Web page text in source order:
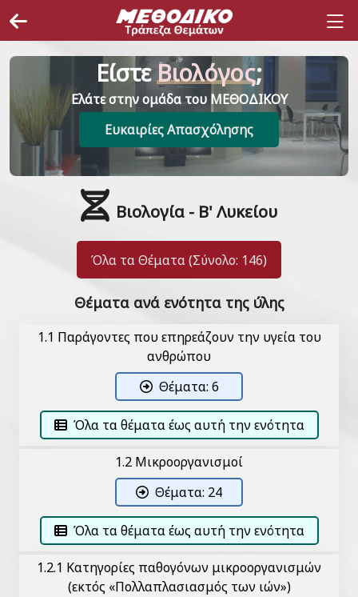
ΕίστεΒιολόγος;
Ελάτε στην ομάδα του ΜΕΘΟΔΙΚΟΥ
Ευκαιρίες Απασχόλησης
Βιολογία - Β' Λυκείου
Όλα τα Θέματα (Σύνολο: 146)
Θέματα ανά ενότητα της ύλης
1.1 Παράγοντες που επηρεάζουν την υγεία του
ανθρώπου
Θέματα: 6
Όλα τα θέματα έως αυτή την ενότητα
1.2 Μικροοργανισμοί
Θέματα: 24
Όλα τα θέματα έως αυτή την ενότητα
1.2.1 Κατηγορίες παθογόνων μικροοργανισμών
(εκτός «Πολλαπλασιασμός των ιών»)